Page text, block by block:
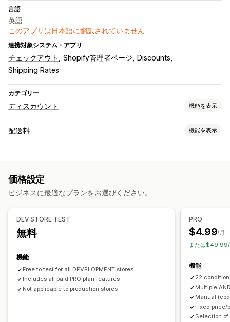
言語
英語
このアプリは日本語に翻訳されていません
連携対象システム・アプリ
チェックアウト Shopify管理者ページ
Discounts
Shipping Rates
カテゴリー
ディスカウント 機能を表示
ディスカウントの種類
カスタムディスカウント
編集ツール
ローカライズ
ディスカウントの組み合わせ
配送料 機能を表示
レート混合
価格設定
ビジネスに最適なプランをお選びください。
DEV STORE TEST
無料
機能
Free to test for all DEVELOPMENT stores
Includes all paid PRO plan features
Not applicable to production stores
PRO
$4.99/月
または$49.99/
機能
22
Multiple
Manual
Fixed price/
Selection of